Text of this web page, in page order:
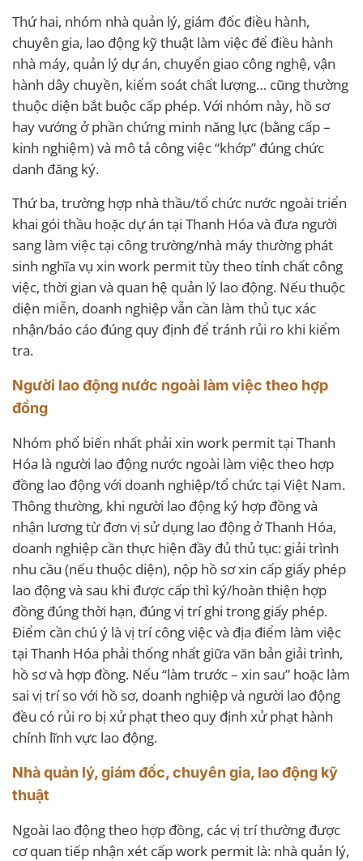
Thứ hai, nhóm nhà quản lý, giám đốc điều hành,
chuyên gia, lao động kỹ thuật làm việc để điều hành
nhà máy, quản lý dự án, chuyển giao công nghệ, vận
hành dây chuyền, kiểm soát chất lượng… cũng thường
thuộc diện bắt buộc cấp phép. Với nhóm này, hồ sơ
hay vướng ở phần chứng minh năng lực (bằng cấp –
kinh nghiệm) và mô tả công việc “khớp” đúng chức
danh đăng ký.
Thứ ba, trường hợp nhà thầu/tổ chức nước ngoài triển
khai gói thầu hoặc dự án tại Thanh Hóa và đưa người
sang làm việc tại công trường/nhà máy thường phát
sinh nghĩa vụ xin work permit tùy theo tính chất công
việc, thời gian và quan hệ quản lý lao động. Nếu thuộc
diện miễn, doanh nghiệp vẫn cần làm thủ tục xác
nhận/báo cáo đúng quy định để tránh rủi ro khi kiểm
tra.
Người lao động nước ngoài làm việc theo hợp
đồng
Nhóm phổ biến nhất phải xin work permit tại Thanh
Hóa là người lao động nước ngoài làm việc theo hợp
đồng lao động với doanh nghiệp/tổ chức tại Việt Nam.
Thông thường, khi người lao động ký hợp đồng và
nhận lương từ đơn vị sử dụng lao động ở Thanh Hóa,
doanh nghiệp cần thực hiện đầy đủ thủ tục: giải trình
nhu cầu (nếu thuộc diện), nộp hồ sơ xin cấp giấy phép
lao động và sau khi được cấp thì ký/hoàn thiện hợp
đồng đúng thời hạn, đúng vị trí ghi trong giấy phép.
Điểm cần chú ý là vị trí công việc và địa điểm làm việc
tại Thanh Hóa phải thống nhất giữa văn bản giải trình,
hồ sơ và hợp đồng. Nếu “làm trước – xin sau” hoặc làm
sai vị trí so với hồ sơ, doanh nghiệp và người lao động
đều có rủi ro bị xử phạt theo quy định xử phạt hành
chính lĩnh vực lao động.
Nhà quản lý, giám đốc, chuyên gia, lao động kỹ
thuật
Ngoài lao động theo hợp đồng, các vị trí thường được
cơ quan tiếp nhận xét cấp work permit là: nhà quản lý,